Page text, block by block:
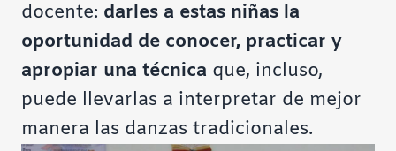
docente: darles a estas niñas la
oportunidad de conocer, practicar y
apropiar una técnica que, incluso,
puede llevarlas a interpretar de mejor
manera las danzas tradicionales.